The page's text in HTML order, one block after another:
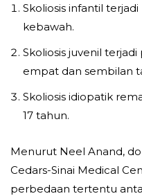
Skoliosis infantil
kebawah.
Skoliosis juvenil
empat dan sembilan
Skoliosis idiopatik
17 tahun.
Menurut Neel Anand,
Cedars-Sinai Medical
perbedaan tertentu